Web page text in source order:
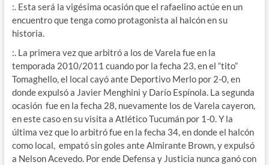
:. Esta será la vigésima ocasión que el rafaelino actúe en un
encuentro que tenga como protagonista al halcón en su
historia.
:. La primera vez que arbitró a los de Varela fue en la
temporada 2010/2011 cuando por la fecha 23, en el “tito”
Tomaghello, el local cayó ante Deportivo Merlo por 2-0, en
donde expulsó a Javier Menghini y Darío Espínola. La segunda
ocasión fue en la fecha 28, nuevamente los de Varela cayeron,
en este caso en su visita a Atlético Tucumán por 1-0. Y la
última vez que lo arbitró fue en la fecha 34, en donde el halcón
como local, empató sin goles ante Almirante Brown, y expulsó
a Nelson Acevedo. Por ende Defensa y Justicia nunca ganó con